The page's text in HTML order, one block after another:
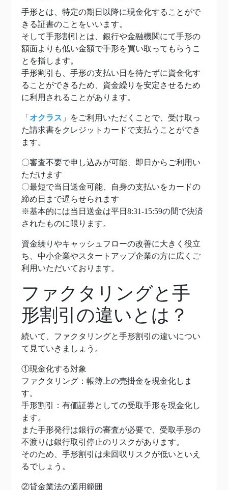
手形とは、特定の期日以降に現金化することがで
きる証書のことをいいます。
そして手形割引とは、銀行や金融機関にて手形の
額面よりも低い金額で手形を買い取ってもらうこ
とを指します。
手形割引も、手形の支払い日を待たずに資金化す
ることができるため、資金繰りを安定させるため
に利用されることがあります。
「 オクラス 」をご利用いただくことで、受け取っ
た請求書をクレジットカードで支払うことができ
ます。
〇審査不要で申し込みが可能、即日からご利用い
ただけます
〇最短で当日送金可能、自身の支払いをカードの
締め日まで遅らせられます
※基本的には当日送金は平日8:31-15:59の間で決済
されたものに限ります。
資金繰りやキャッシュフローの改善に大きく役立
ち、中小企業やスタートアップ企業の方に広くご
利用いただいております。
ファクタリングと手
形割引の違いとは？
続いて、ファクタリングと手形割引の違いについ
て見ていきましょう。
①現金化する対象
ファクタリング：帳簿上の売掛金を現金化しま
す。
手形割引：有価証券としての受取手形を現金化し
ます。
また手形発行は銀行の審査が必要で、受取手形の
不渡りは銀行取引停止のリスクがあります。
そのため、手形割引は未回収リスクが低いといえ
るでしょう。
②貸金業法の適用範囲